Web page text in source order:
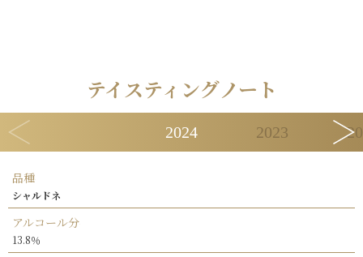
テイスティングノート
2024 2023
品種
シャルドネ
アルコール分
13.8％